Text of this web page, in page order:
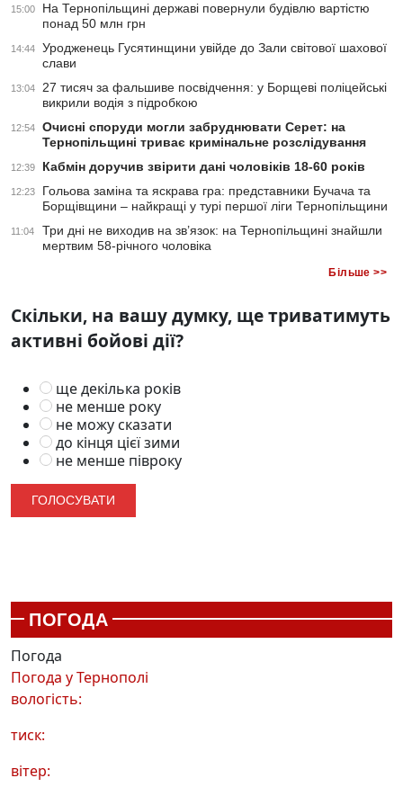
15:00
На Тернопільщині державі повернули будівлю вартістю
понад 50 млн грн
14:44
Уродженець Гусятинщини увійде до Зали світової шахової
слави
13:04
27 тисяч за фальшиве посвідчення: у Борщеві поліцейські
викрили водія з підробкою
12:54
Очисні споруди могли забруднювати Серет: на
Тернопільщині триває кримінальне розслідування
12:39 Кабмін доручив звірити дані чоловіків 18-60 років
12:23
Гольова заміна та яскрава гра: представники Бучача та
Борщівщини – найкращі у турі першої ліги Тернопільщини
11:04
Три дні не виходив на зв’язок: на Тернопільщині знайшли
мертвим 58-річного чоловіка
Більше >>
Скільки, на вашу думку, ще триватимуть
активні бойові дії?
ще декілька років
не менше року
не можу сказати
до кінця цієї зими
не менше півроку
ПОГОДА
Погода
Погода уТернополі
вологість:
тиск:
вітер: